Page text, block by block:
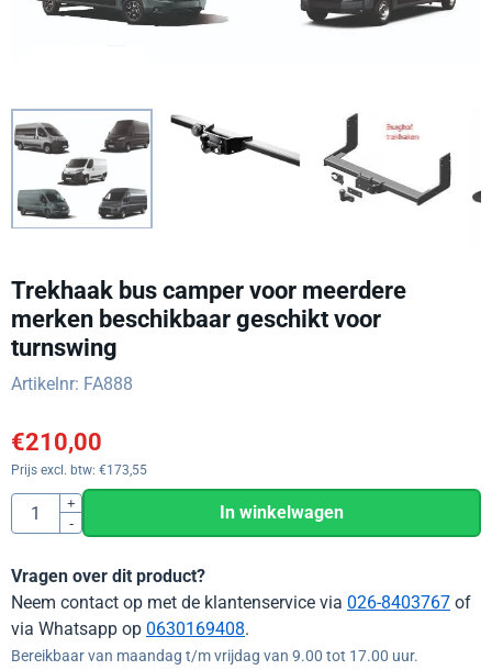
Trekhaak bus camper voor meerdere
merken beschikbaar geschikt voor
turnswing
Artikelnr: FA888
€210,00
Prijs excl. btw: €173,55
Aantal
+
-
In winkelwagen
Vragen over dit product?
Neem contact op met de klantenservice via 026-8403767 of
via Whatsapp op 0630169408.
Bereikbaar van maandag t/m vrijdag van 9.00 tot 17.00 uur.